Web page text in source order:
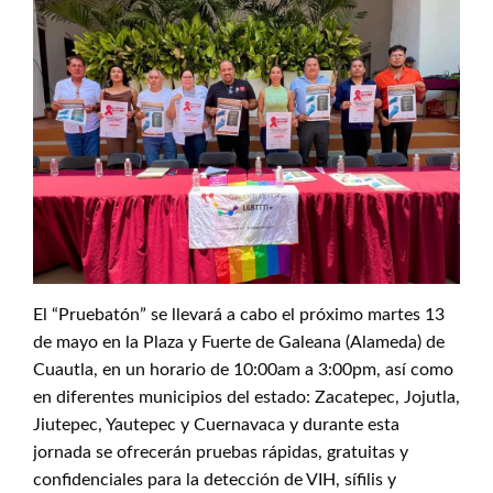
El “Pruebatón” se llevará a cabo el próximo martes 13
de mayo en la Plaza y Fuerte de Galeana (Alameda) de
Cuautla, en un horario de 10:00am a 3:00pm, así como
en diferentes municipios del estado: Zacatepec, Jojutla,
Jiutepec, Yautepec y Cuernavaca y durante esta
jornada se ofrecerán pruebas rápidas, gratuitas y
confidenciales para la detección de VIH, sífilis y